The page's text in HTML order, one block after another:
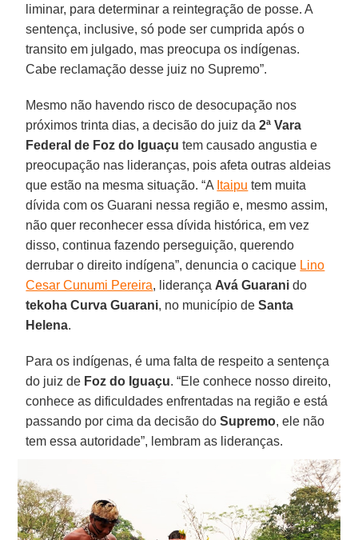
liminar, para determinar a reintegração de posse. A
sentença, inclusive, só pode ser cumprida após o
transito em julgado, mas preocupa os indígenas.
Cabe reclamação desse juiz no Supremo”.
Mesmo não havendo risco de desocupação nos
próximos trinta dias, a decisão do juiz da2ª Vara
Federal de Foz do Iguaçu tem causado angustia e
preocupação nas lideranças, pois afeta outras aldeias
que estão na mesma situação. “A Itaipu tem muita
dívida com os Guarani nessa região e, mesmo assim,
não quer reconhecer essa dívida histórica, em vez
disso, continua fazendo perseguição, querendo
derrubar o direito indígena”, denuncia o cacique Lino
Cesar Cunumi Pereira, liderança Avá Guarani do
tekoha Curva Guarani, no município deSanta
Helena.
Para os indígenas, é uma falta de respeito a sentença
do juiz de Foz do Iguaçu. “Ele conhece nosso direito,
conhece as dificuldades enfrentadas na região e está
passando por cima da decisão doSupremo, ele não
tem essa autoridade”, lembram as lideranças.